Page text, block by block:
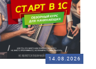
14.08.2026